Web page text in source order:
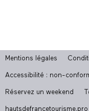
Mentions légales
Accessibilité : non-
Réservez un weekend
hautsdefrancetourisme.pro